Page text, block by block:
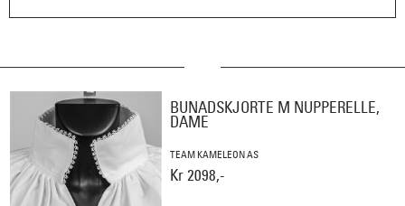
BUNADSKJORTE M NUPPERELLE,
DAME
TEAM KAMELEON AS
Kr 2098,-